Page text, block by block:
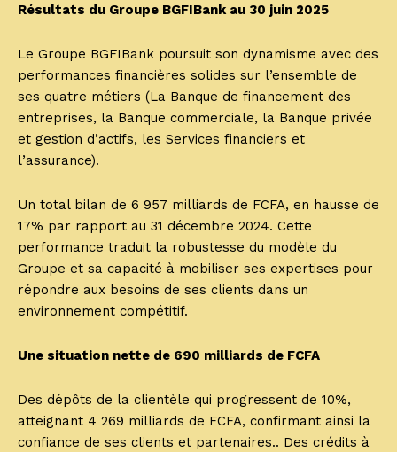
Résultats du Groupe BGFIBank au 30 juin 2025
Le Groupe BGFIBank poursuit son dynamisme avec des
performances financières solides sur l’ensemble de
ses quatre métiers (La Banque de financement des
entreprises, la Banque commerciale, la Banque privée
et gestion d’actifs, les Services financiers et
l’assurance).
Un total bilan de 6 957 milliards de FCFA, en hausse de
17% par rapport au 31 décembre 2024. Cette
performance traduit la robustesse du modèle du
Groupe et sa capacité à mobiliser ses expertises pour
répondre aux besoins de ses clients dans un
environnement compétitif.
Une situation nette de 690 milliards de FCFA
Des dépôts de la clientèle qui progressent de 10%,
atteignant 4 269 milliards de FCFA, confirmant ainsi la
confiance de ses clients et partenaires.. Des crédits à